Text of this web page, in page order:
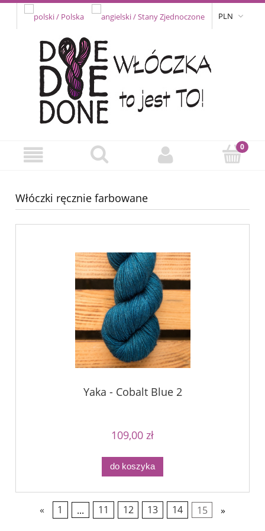
PLN
Włóczki ręcznie farbowane
Yaka - Cobalt Blue 2
109,00 zł
do koszyka
« 1 ... 11 12 13 14 15 »